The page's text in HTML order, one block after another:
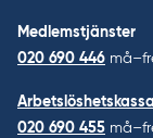
Medlemstjänster
020 690 446
020 690 455